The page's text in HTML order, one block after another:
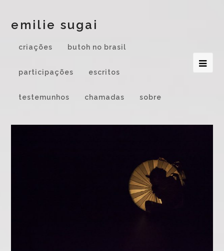
emilie sugai
criações butoh no brasil
participações escritos
testemunhos chamadas sobre